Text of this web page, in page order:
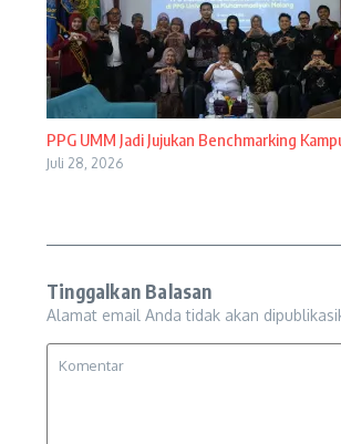
PPG UMM Jadi Jujukan Benchmarking
Juli 28, 2026
Tinggalkan Balasan
Alamat email Anda tidak akan